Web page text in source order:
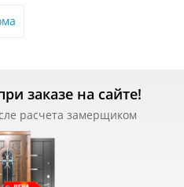
заказе на сайте!
расчета замерщиком